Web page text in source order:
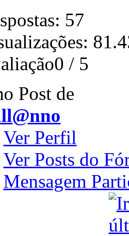
57
/ 5
Post de
Ver Perfil
Ver Posts do
Mensagem